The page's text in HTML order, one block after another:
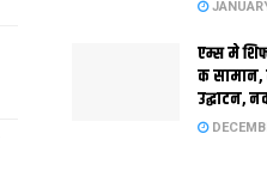
एम्स मे
क सामान,
उद्घाटन,